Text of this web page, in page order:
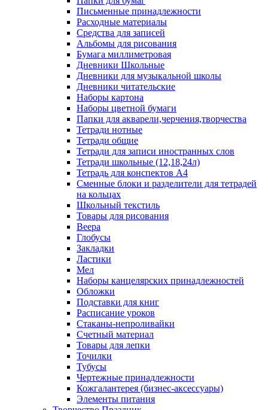
Письменные принадлежности
Расходные материалы
Средства для записей
Альбомы для рисования
Бумага миллиметровая
Дневники Школьные
Дневники для музыкальной школы
Дневники читательские
Наборы картона
Наборы цветной бумаги
Папки для акварели,черчения,творчества
Тетради нотные
Тетради общие
Тетради для записи иностранных слов
Тетради школьные (12,18,24л)
Тетрадь для конспектов А4
Сменные блоки и разделители для тетрадей
на кольцах
Школьный текстиль
Товары для рисования
Веера
Глобусы
Закладки
Ластики
Мел
Наборы канцелярских принадлежностей
Обложки
Подставки для книг
Расписание уроков
Стаканы-непроливайки
Счетный материал
Товары для лепки
Точилки
Тубусы
Чертежные принадлежности
Кожгалантерея (бизнес-аксессуары)
Элементы питания